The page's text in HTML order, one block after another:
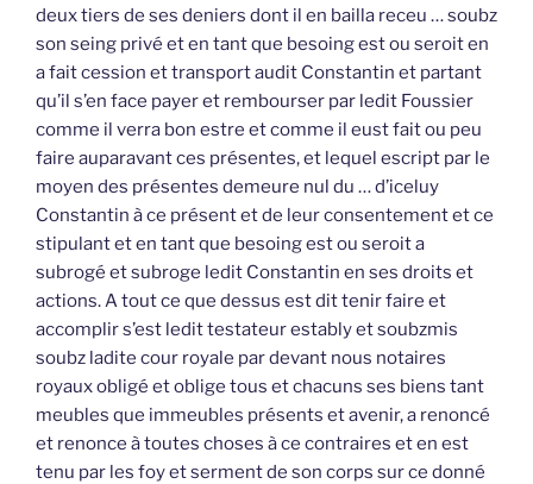
deux tiers de ses deniers dont il en bailla receu … soubz
son seing privé et en tant que besoing est ou seroit en
a fait cession et transport audit Constantin et partant
qu’il s’en face payer et rembourser par ledit Foussier
comme il verra bon estre et comme il eust fait ou peu
faire auparavant ces présentes, et lequel escript par le
moyen des présentes demeure nul du … d’iceluy
Constantin à ce présent et de leur consentement et ce
stipulant et en tant que besoing est ou seroit a
subrogé et subroge ledit Constantin en ses droits et
actions. A tout ce que dessus est dit tenir faire et
accomplir s’est ledit testateur estably et soubzmis
soubz ladite cour royale par devant nous notaires
royaux obligé et oblige tous et chacuns ses biens tant
meubles que immeubles présents et avenir, a renoncé
et renonce à toutes choses à ce contraires et en est
tenu par les foy et serment de son corps sur ce donné